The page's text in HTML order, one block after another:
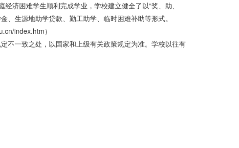
济困难学生顺利完成学业，学校建立健全了以“奖、助、
、生源地助学贷款、勤工助学、临时困难补助等形式。
index.htm）
不一致之处，以国家和上级有关政策规定为准。学校以往有